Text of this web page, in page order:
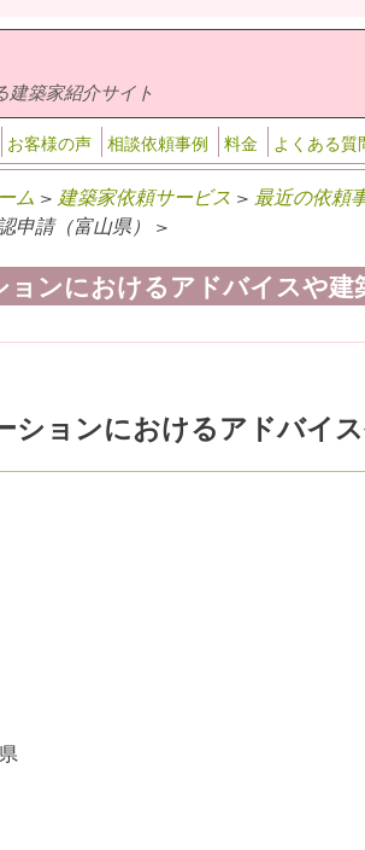
築家紹介サイト
お客様の声 相談依頼事例 料金 よくある質
ム > 建築家依頼サービス > 最近の依頼
申請（富山県） >
ョンにおけるアドバイスや建
ションにおけるアドバイ